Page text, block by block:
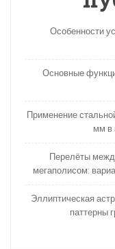
Особенности
Основные
Применение
мм в
Перелёты
мегаполисом:
Эллиптическая
паттерны